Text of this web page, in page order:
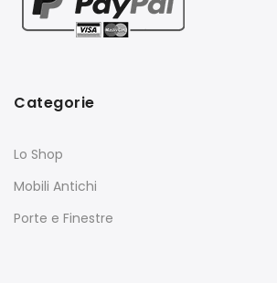
Categorie
Lo Shop
Mobili Antichi
Porte e Finestre